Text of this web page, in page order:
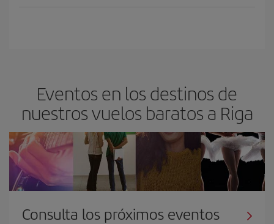
Eventos en los destinos de
nuestros vuelos baratos a Riga
Consulta los próximos eventos